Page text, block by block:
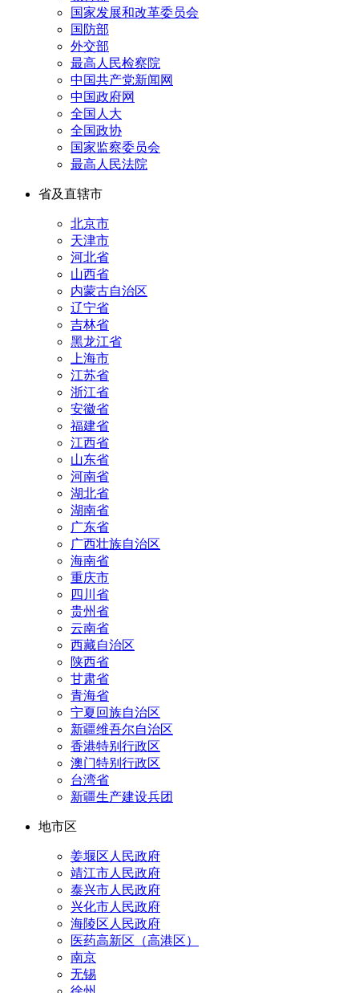
国家发展和改革委员会
国防部
外交部
最高人民检察院
中国共产党新闻网
中国政府网
全国人大
全国政协
国家监察委员会
最高人民法院
省及直辖市
北京市
天津市
河北省
山西省
内蒙古自治区
辽宁省
吉林省
黑龙江省
上海市
江苏省
浙江省
安徽省
福建省
江西省
山东省
河南省
湖北省
湖南省
广东省
广西壮族自治区
海南省
重庆市
四川省
贵州省
云南省
西藏自治区
陕西省
甘肃省
青海省
宁夏回族自治区
新疆维吾尔自治区
香港特别行政区
澳门特别行政区
台湾省
新疆生产建设兵团
地市区
姜堰区人民政府
靖江市人民政府
泰兴市人民政府
兴化市人民政府
海陵区人民政府
医药高新区（高港区）
南京
无锡